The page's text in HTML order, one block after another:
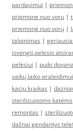
pardavimui |
priemone nuo voru |
priemonė nuo vorų |
talpinimas |
isvengti pelesio
pelėsiui | puiki
vaikų laiko praleidimui
kaciu kraikas |
sterilizuotoms katėms
remontas |
dažnai gendantys